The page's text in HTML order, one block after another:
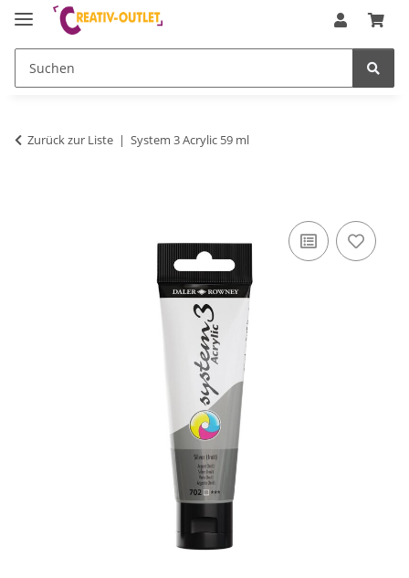
Zurück zur Liste System 3 Acrylic 59 ml